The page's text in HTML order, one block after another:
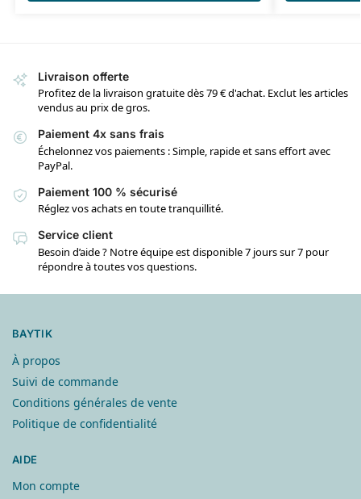
Livraison offerte
Profitez de la livraison gratuite dès 79 € d'achat. Exclut les articles
vendus au prix de gros.
Paiement 4x sans frais
Échelonnez vos paiements : Simple, rapide et sans effort avec
PayPal.
Paiement 100 % sécurisé
Réglez vos achats en toute tranquillité.
Service client
Besoin d’aide ? Notre équipe est disponible 7 jours sur 7 pour
répondre à toutes vos questions.
BAYTIK
À propos
Suivi de commande
Conditions générales de vente
Politique de confidentialité
AIDE
Mon compte